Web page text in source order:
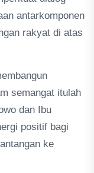
antarkomponen
rakyat di atas
semangat itulah
dan Ibu
positif bagi
ke